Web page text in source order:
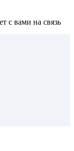
с вами на связь